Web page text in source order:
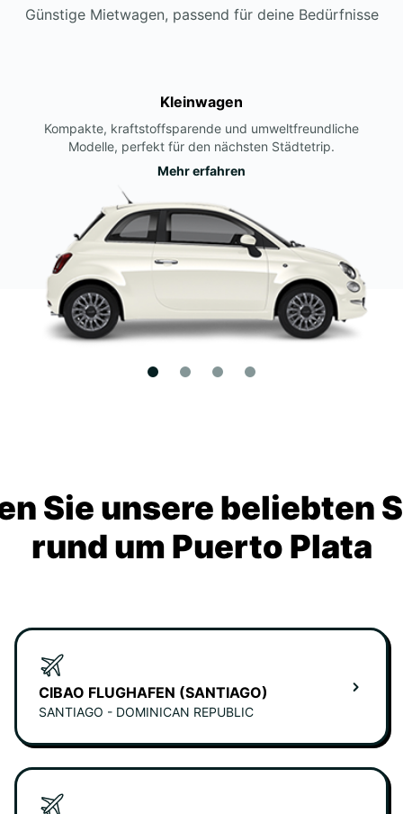
Günstige Mietwagen, passend für deine Bedürfnisse
Kleinwagen
Kompakte, kraftstoffsparende und umweltfreundliche
Modelle, perfekt für den nächsten Städtetrip.
Mehr erfahren
Sie unsere beliebten
rund um Puerto Plata
CIBAO FLUGHAFEN (SANTIAGO)
SANTIAGO - DOMINICAN REPUBLIC